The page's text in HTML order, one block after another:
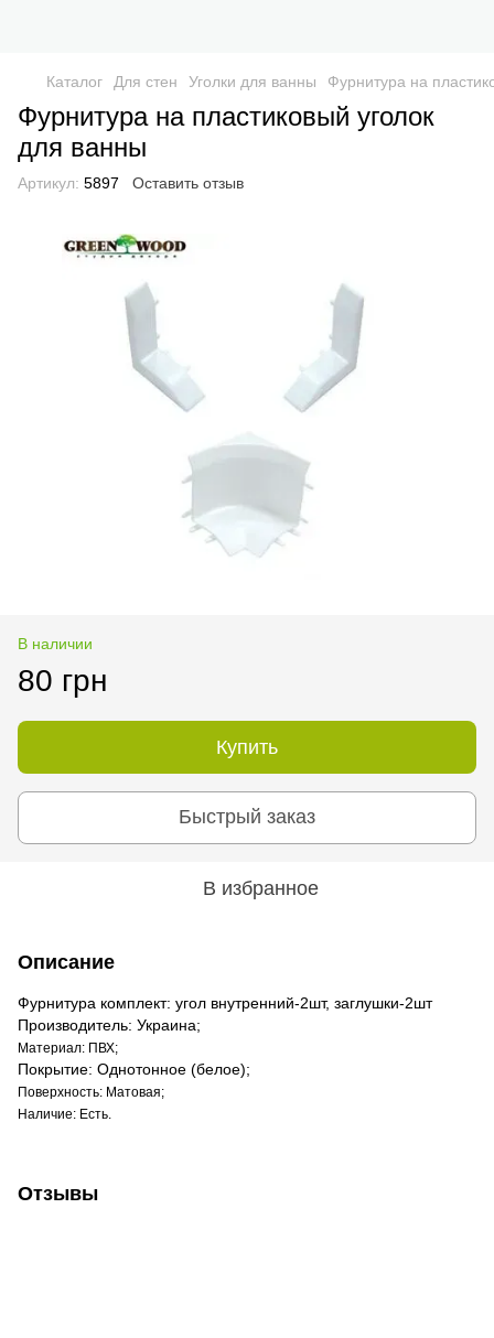
Каталог Для стен Уголки для ванны Фурнитура на
Фурнитура на пластиковый уголок
для ванны
Артикул: 5897 Оставить отзыв
В наличии
80 грн
Купить
Быстрый заказ
В избранное
Описание
Фурнитура комплект: угол внутренний-2шт, заглушки-2шт
Производитель: Украина;
Материал: ПВХ;
Покрытие: Однотонное (белое);
Поверхность: Матовая;
Наличие: Есть.
Отзывы